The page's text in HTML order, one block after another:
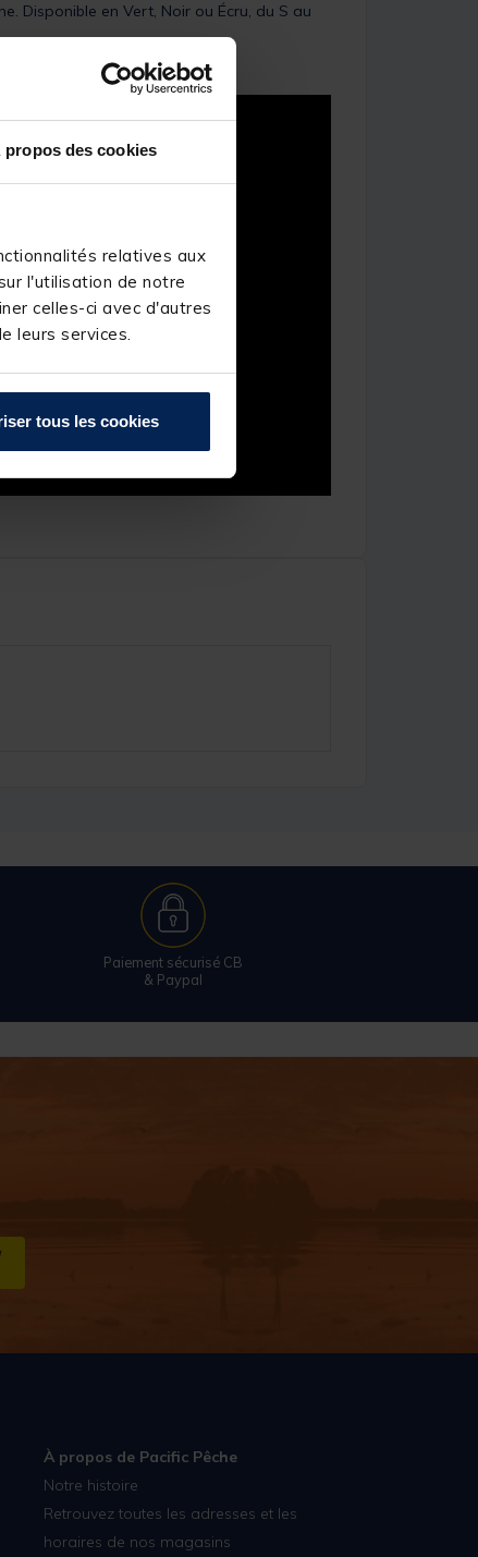
propos des cookies
relatives aux
l'utilisation de notre
celles-ci avec d'autres
leurs services.
tous les cookies
Disponible en Vert, Noir ou Écru, du S au
Paiement sécurisé CB
& Paypal
À propos de Pacific Pêche
Notre histoire
Retrouvez toutes les adresses et les
horaires de nos magasins